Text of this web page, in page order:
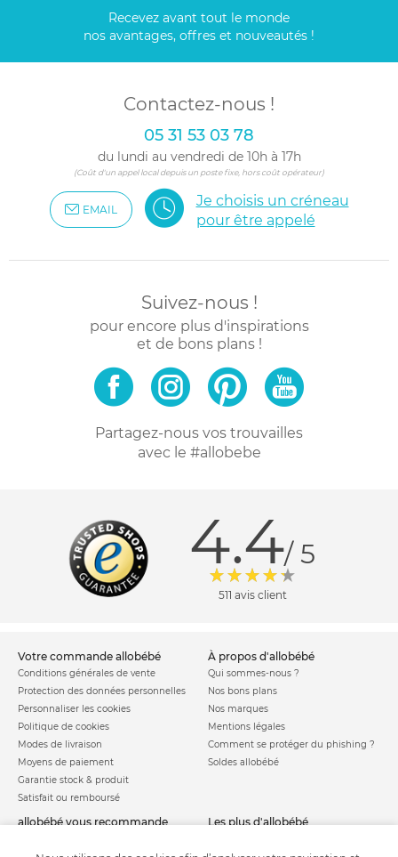
Recevez avant tout le monde
nos avantages, offres et nouveautés !
Contactez-nous !
05 31 53 03 78
du lundi au vendredi de 10h à 17h
(Coût d'un appel local depuis un poste fixe, hors coût opérateur)
EMAIL
Je choisis un créneau
pour être appelé
Suivez-nous !
pour encore plus d'inspirations
et de bons plans !
Partagez-nous vos trouvailles
avec le #allobebe
4.4/ 5
511 avis client
votre commande allobébé
Conditions générales de vente
Protection des données personnelles
Personnaliser les cookies
Politique de cookies
Modes de livraison
Moyens de paiement
Garantie stock & produit
Satisfait ou remboursé
à propos d'allobébé
Qui sommes-nous ?
Nos bons plans
Nos marques
Mentions légales
Comment se protéger du phishing ?
Soldes allobébé
allobébé vous recommande les plus d'allobébé